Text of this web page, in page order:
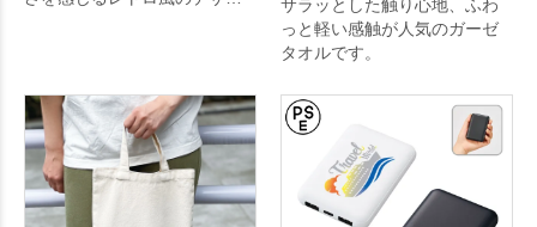
サラッとした触り心地、ふわ
っと軽い感触が人気のガーゼ
タオルです。